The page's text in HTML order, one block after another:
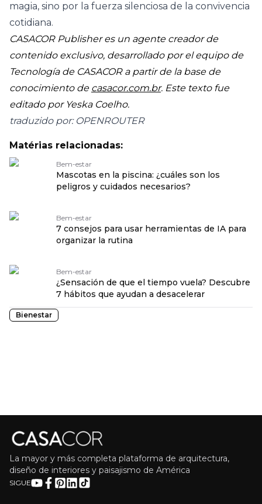
magia, sino por la fuerza silenciosa de la convivencia
cotidiana.
CASACOR Publisher es un agente creador de
contenido exclusivo, desarrollado por el equipo de
Tecnología de CASACOR a partir de la base de
conocimiento de casacor.com.br. Este texto fue
editado por Yeska Coelho.
traduzido por: OPENROUTER
Matérias relacionadas:
Bem-estar
Mascotas en la piscina: ¿cuáles son los
peligros y cuidados necesarios?
Bem-estar
7 consejos para usar herramientas de IA para
organizar la rutina
Bem-estar
¿Sensación de que el tiempo vuela? Descubre
7 hábitos que ayudan a desacelerar
Bienestar
La mayor y más completa plataforma de arquitectura,
diseño de interiores y paisajismo de América
SIGUE